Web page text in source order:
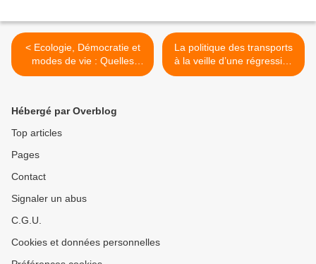
< Ecologie, Démocratie et
modes de vie : Quelles
voies de transition ?
La politique des transports
à la veille d’une régression
? >
Hébergé par Overblog
Top articles
Pages
Contact
Signaler un abus
C.G.U.
Cookies et données personnelles